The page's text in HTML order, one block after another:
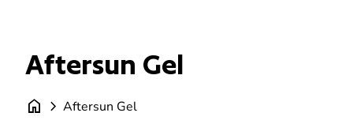
Aftersun Gel
home chevron_right Aftersun Gel